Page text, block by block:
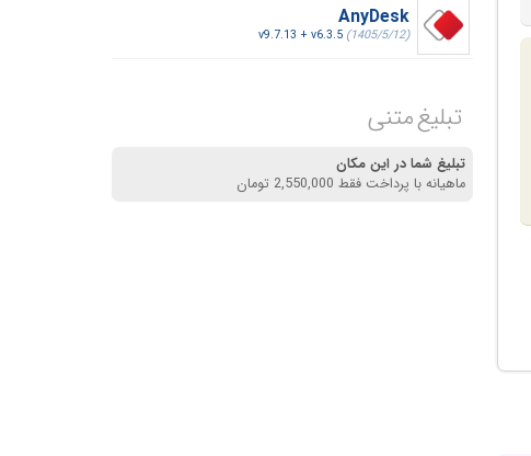
AnyDesk
v9.7.13 + v6.3.5 (1405/5/12)
تبلیغ متنی
تبلیغ شما در این مکان
ماهیانه با پرداخت فقط 2,550,000 تومان